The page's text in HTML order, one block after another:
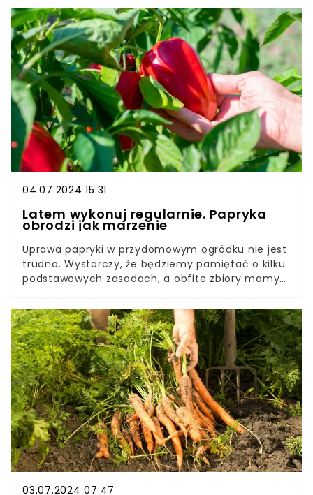
oczekiwaniami.Niekiedy roślina wydaje się rosnąć
zdrowo, ma mocną łodygę i wypuszcza nowe
liście, a nawet zawiązuje nowe kwiaty, z których
jednak nie rozwijają się owoce. Dlaczego tak się
dzieje i jak sprawić, by kwitnące krzaczki zaroiły
się od dojrzewających pomidorów?
04.07.2024 15:31
Latem wykonuj regularnie. Papryka
obrodzi jak marzenie
Uprawa papryki w przydomowym ogródku nie jest
trudna. Wystarczy, że będziemy pamiętać o kilku
podstawowych zasadach, a obfite zbiory mamy
potrzebuje odpowiedniej ziemi i stanowiska.W
okresie wzrostu należy pamiętać nie tylko o
regularnym podlewaniu i nawożeniu sadzonek.
Latem szczególnie ważna jest jeszcze jedna
czynność. Wykonywana cyklicznie przyspieszy
wzrost roślin i zapewni bogate owocowanie.
03.07.2024 07:47